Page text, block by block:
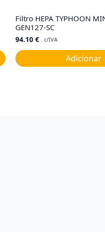
Filtro HEPA TYPHOON
GEN127-SC
94.10 € c/IVA
Adicionar